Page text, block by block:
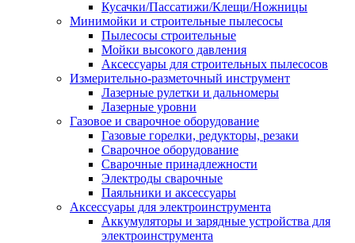
Кусачки/Пассатижи/Клещи/Ножницы
Минимойки и строительные пылесосы
Пылесосы строительные
Мойки высокого давления
Аксессуары для строительных пылесосов
Измерительно-разметочный инструмент
Лазерные рулетки и дальномеры
Лазерные уровни
Газовое и сварочное оборудование
Газовые горелки, редукторы, резаки
Сварочное оборудование
Сварочные принадлежности
Электроды сварочные
Паяльники и аксессуары
Аксессуары для электроинструмента
Аккумуляторы и зарядные устройства для
электроинструмента